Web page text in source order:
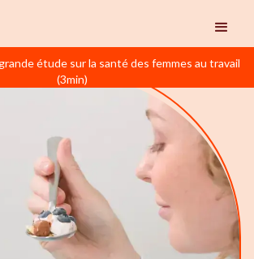
étude sur la santé des femmes au travail
(3min)